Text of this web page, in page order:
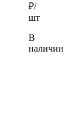
₽/
шт
В
наличии